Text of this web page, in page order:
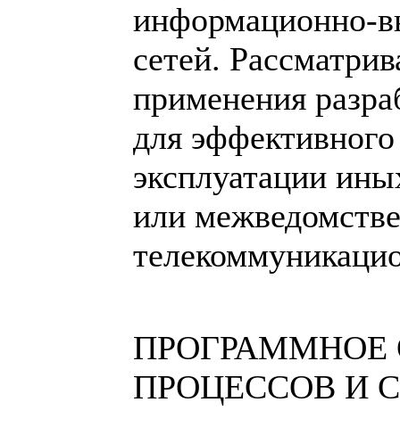
информационно-
сетей.
применения
для
эксплуатации
или
ПРОГРАММНОЕ
ПРОЦЕССОВ И